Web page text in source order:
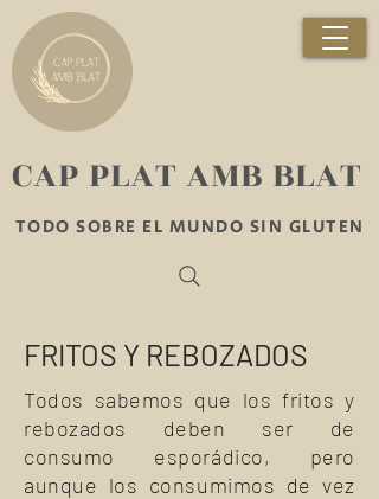
TODO SOBRE EL MUNDO SIN GLUTEN
​CAP PLAT AMB BLAT
FRITOS Y REBOZADOS
Todos sabemos que los fritos y
rebozados deben ser de
consumo esporádico, pero
aunque los consumimos de vez